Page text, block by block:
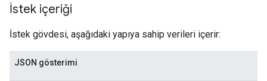
İstek içeriği
İstek gövdesi, aşağıdaki yapıya sahip verileri içerir:
JSON gösterimi